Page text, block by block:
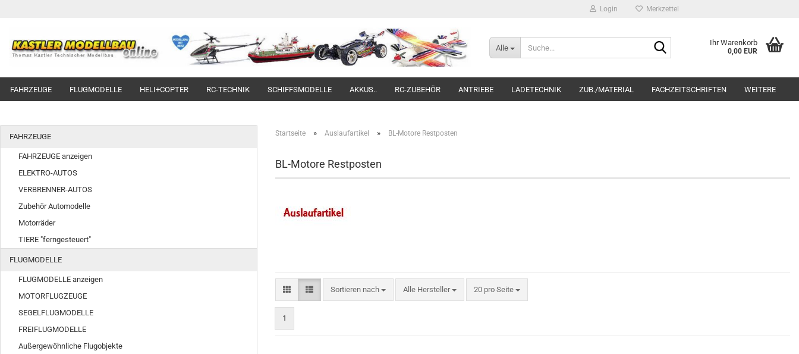
Login Merkzettel
Alle
Ihr Warenkorb
0,00 EUR
FAHRZEUGE FLUGMODELLE HELI+COPTER RC-TECHNIK SCHIFFSMODELLE AKKUS.. RC-ZUBEHÖR ANTRIEBE LADETECHNIK ZUB./MATERIAL FACHZEITSCHRIFTEN WEITERE
Startseite » Auslaufartikel » BL-Motore Restposten
BL-Motore Restposten
Sortieren nach
Sortieren nach Alle Hersteller 20 pro Seite
pro Seite
1
FAHRZEUGE
FAHRZEUGE anzeigen
ELEKTRO-AUTOS
VERBRENNER-AUTOS
Zubehör Automodelle
Motorräder
TIERE "ferngesteuert"
FLUGMODELLE
FLUGMODELLE anzeigen
MOTORFLUGZEUGE
SEGELFLUGMODELLE
FREIFLUGMODELLE
Außergewöhnliche Flugobjekte